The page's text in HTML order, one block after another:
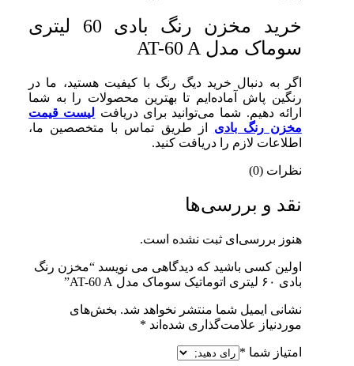
خرید مخزن رنگ بادی 60 لیتری
سوماک مدل AT-60 A
اگر به دنبال خرید دیگ رنگ با کیفیت هستید، ما در
رنگین پاش آماده‌ایم تا بهترین محصولات را به شما
ارائه دهیم. شما می‌توانید برای دریافت لیست قیمت
مخزن رنگ بادی از طریق تماس با متخصصین ما،
اطلاعات لازم را دریافت کنید.
نظرات (0)
نقد و بررسی‌ها
هنوز بررسی‌ای ثبت نشده است.
اولین کسی باشید که دیدگاهی می نویسد “مخزن رنگ
بادی ۶۰ لیتری اتوماتیک سوماک مدل AT-60 A”
نشانی ایمیل شما منتشر نخواهد شد. بخش‌های
موردنیاز علامت‌گذاری شده‌اند *
امتیاز شما *